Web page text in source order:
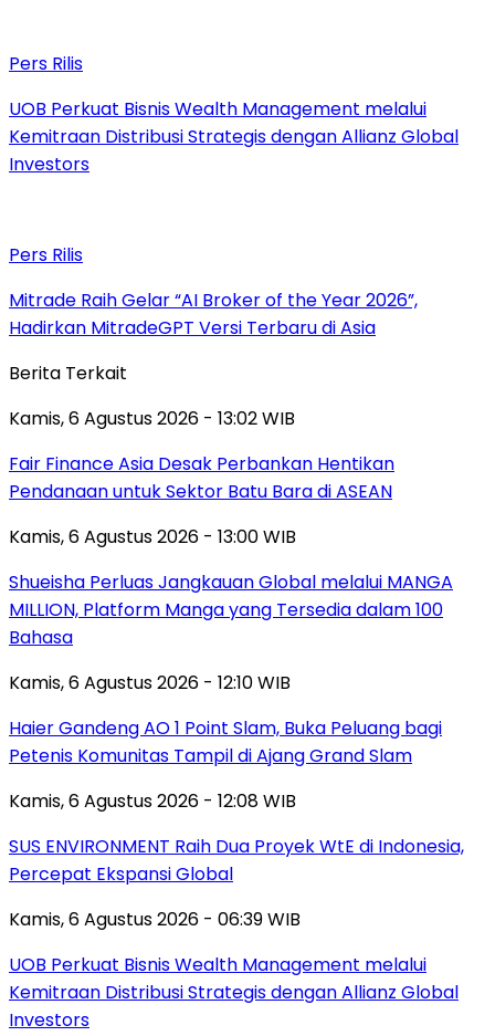
Pers Rilis
UOB Perkuat Bisnis Wealth Management melalui
Kemitraan Distribusi Strategis dengan Allianz Global
Investors
Pers Rilis
Mitrade Raih Gelar “AI Broker of the Year 2026”,
Hadirkan MitradeGPT Versi Terbaru di Asia
Berita Terkait
Kamis, 6 Agustus 2026 - 13:02 WIB
Fair Finance Asia Desak Perbankan Hentikan
Pendanaan untuk Sektor Batu Bara di ASEAN
Kamis, 6 Agustus 2026 - 13:00 WIB
Shueisha Perluas Jangkauan Global melalui MANGA
MILLION, Platform Manga yang Tersedia dalam 100
Bahasa
Kamis, 6 Agustus 2026 - 12:10 WIB
Haier Gandeng AO 1 Point Slam, Buka Peluang bagi
Petenis Komunitas Tampil di Ajang Grand Slam
Kamis, 6 Agustus 2026 - 12:08 WIB
SUS ENVIRONMENT Raih Dua Proyek WtE di Indonesia,
Percepat Ekspansi Global
Kamis, 6 Agustus 2026 - 06:39 WIB
UOB Perkuat Bisnis Wealth Management melalui
Kemitraan Distribusi Strategis dengan Allianz Global
Investors